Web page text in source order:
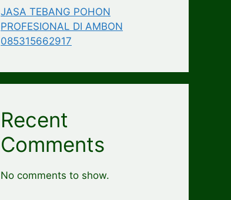
JASA TEBANG POHON
PROFESIONAL DI AMBON
085315662917
Recent
Comments
No comments to show.